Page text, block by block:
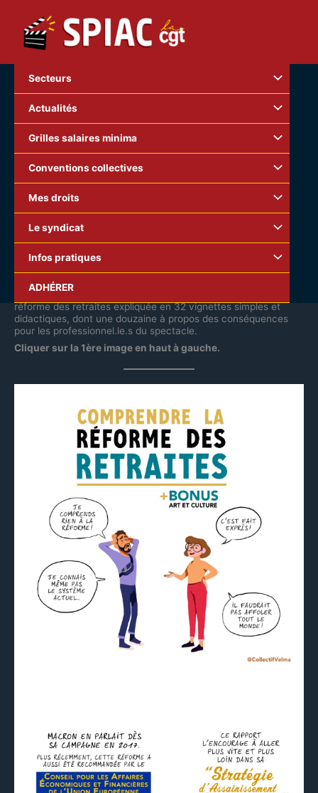
contenu
Secteurs
Actualités
Grilles salaires minima
Conventions collectives
Mes droits
Le syndicat
Infos pratiques
ADHÉRER
Bande dessinée (BD) proposé par le collectif Velma – La
réforme des retraites expliquée en 32 vignettes simples et
didactiques, dont une douzaine à propos des conséquences
pour les professionnel.le.s du spectacle.
Cliquer sur la 1ère image en haut à gauche.